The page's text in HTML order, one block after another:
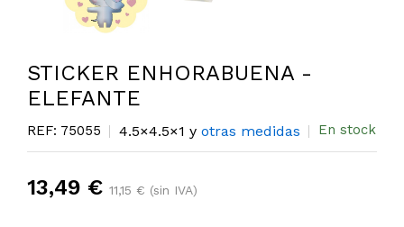
STICKER ENHORABUENA -
ELEFANTE
REF: 75055 4.5×4.5×1 y otras medidas En stock
13,49 € 11,15 € (sin IVA)